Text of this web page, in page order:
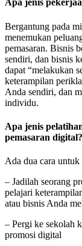
Apa jenis
Bergantung pada
menemukan
pemasaran. Bisnis
sendiri, dan bisnis
dapat “melakukan
keterampilan
Anda sendiri, dan
individu.
Apa jenis
pemasaran digital?
Ada dua cara untuk
– Jadilah seorang
pelajari
atau bisnis Anda
– Pergi ke sekolah
promosi digital